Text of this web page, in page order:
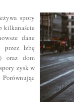
spory
kilkanaście
dane
przez Izbę
oraz dom
zysk w